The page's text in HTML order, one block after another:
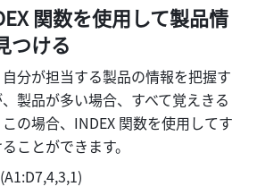
関数を使用して製品情
つける
分が担当する製品の情報を把握す
製品が多い場合、すべて覚えきる
の場合、INDEX 関数を使用してす
ことができます。